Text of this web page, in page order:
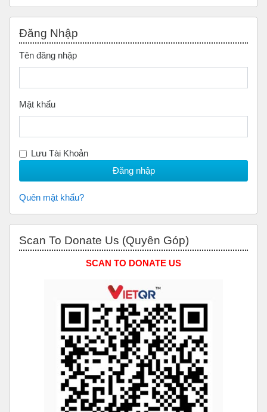
Đăng Nhập
Tên đăng nhập
Mật khẩu
Lưu Tài Khoản
Quên mật khẩu?
Scan To Donate Us (Quyên Góp)
SCAN TO DONATE US